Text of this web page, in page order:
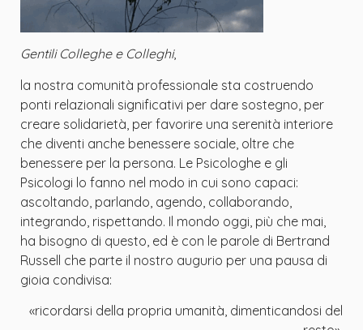
Gentili Colleghe e Colleghi,
la nostra comunità professionale sta costruendo
ponti relazionali significativi per dare sostegno, per
creare solidarietà, per favorire una serenità interiore
che diventi anche benessere sociale, oltre che
benessere per la persona. Le Psicologhe e gli
Psicologi lo fanno nel modo in cui sono capaci:
ascoltando, parlando, agendo, collaborando,
integrando, rispettando. Il mondo oggi, più che mai,
ha bisogno di questo, ed è con le parole di Bertrand
Russell che parte il nostro augurio per una pausa di
gioia condivisa:
«ricordarsi della propria umanità, dimenticandosi del